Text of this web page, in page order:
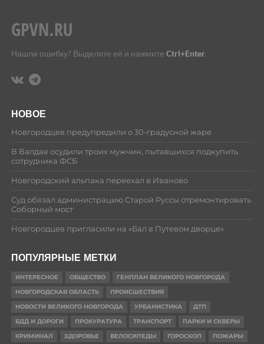
Нашли ошибку? Выделите её и нажмите Ctrl+Enter.
НОВОЕ
Новгородцев предупредили о 30-градусной жаре
В Валдае осудили троих мужчин, пытавшихся подкупить
сотрудника ФСБ
Новгородский альпака переехал в Иваново
Суд обязал администрацию Старой Руссы отремонтировать
Соборный мост
Новгородцев пригласили на «Бал в Путевом дворце»
ПОПУЛЯРНЫЕ МЕТКИ
ИНТЕРЕСНОЕ ОБЩЕСТВО
ГЕНПЛАН ВЕЛИКОГО НОВГОРОДА
НОВГОРОДСКАЯ ОБЛАСТЬ
ПРОИСШЕСТВИЯ
НОВОСТИ ВЕЛИКОГО НОВГОРОДА
УРБАНИСТИКА
ДТП
БДД И ДОРОГИ
ПРОКУРАТУРА ТРАНСПОРТ
ПАРКИ И СКВЕРЫ
КРИМИНАЛ
ЗДОРОВЬЕ ВЕЛОСИПЕДЫ ГОРОСКОП ПОЖАРЫ